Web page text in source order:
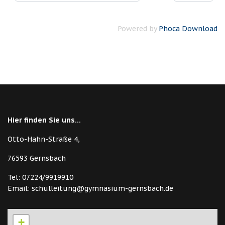
Powered by Phoca Download
Hier finden Sie uns...
Otto-Hahn-Straße 4,
76593 Gernsbach
Tel: 07224/9919910
Email: schulleitung@gymnasium-gernsbach.de
+